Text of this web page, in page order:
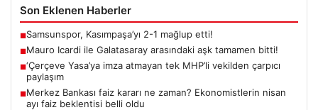
Son Eklenen Haberler
■Samsunspor, Kasımpaşa’yı 2-1 mağlup etti!
■Mauro Icardi ile Galatasaray arasındaki aşk tamamen bitti!
■‘Çerçeve Yasa’ya imza atmayan tek MHP’li vekilden çarpıcı
paylaşım
■Merkez Bankası faiz kararı ne zaman? Ekonomistlerin nisan
ayı faiz beklentisi belli oldu